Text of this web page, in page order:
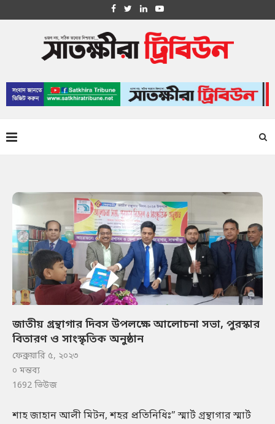
জাতীয় গ্রন্থাগার দিবস উপলক্ষে আলোচনা সভা, পুরস্কার
বিতারণ ও সাংস্কৃতিক অনুষ্ঠান
ফেব্রুয়ারি ৫, ২০২৩
০ মন্তব্য
1692 ভিউজ
শাহ জাহান আলী মিটন, শহর প্রতিনিধিঃ” স্মার্ট গ্রন্থাগার স্মার্ট